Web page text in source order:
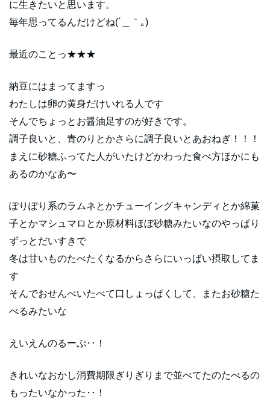
に生きたいと思います。
毎年思ってるんだけどね(´＿｀｡)
最近のことっ★★★
納豆にはまってますっ
わたしは卵の黄身だけいれる人です
そんでちょっとお醤油足すのが好きです。
調子良いと、青のりとかさらに調子良いとあおねぎ！！！
まえに砂糖ふってた人がいたけどかわった食べ方ほかにも
あるのかなあ〜
ぽりぽり系のラムネとかチューイングキャンディとか綿菓
子とかマシュマロとか原材料ほぼ砂糖みたいなのやっぱり
ずっとだいすきで
冬は甘いものたべたくなるからさらにいっぱい摂取してま
す
そんでおせんべいたべて口しょっぱくして、またお砂糖た
べるみたいな
えいえんのるーぷ‥！
きれいなおかし消費期限ぎりぎりまで並べてたのたべるの
もったいなかった‥！